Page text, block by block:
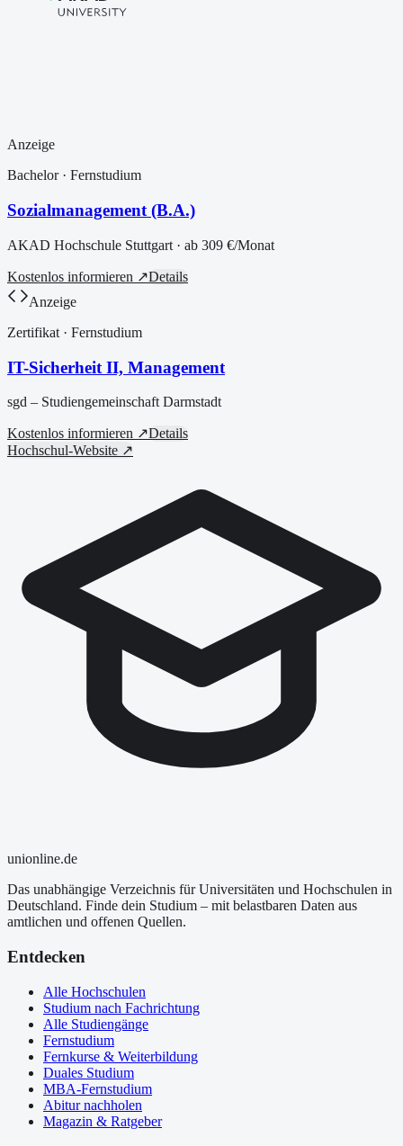
Anzeige
Bachelor· Fernstudium
Sozialmanagement (B.A.)
AKAD Hochschule Stuttgart · ab 309 €/Monat
Kostenlos informieren ↗Details
Anzeige
Zertifikat · Fernstudium
IT-Sicherheit II, Management
sgd – Studiengemeinschaft Darmstadt
Kostenlos informieren ↗Details
Hochschul-Website ↗
unionline.de
Das unabhängige Verzeichnis für Universitäten und Hochschulen in
Deutschland. Finde dein Studium – mit belastbaren Daten aus
amtlichen und offenen Quellen.
Entdecken
Alle Hochschulen
Studium nach Fachrichtung
Alle Studiengänge
Fernstudium
Fernkurse & Weiterbildung
Duales Studium
MBA-Fernstudium
Abitur nachholen
Magazin & Ratgeber